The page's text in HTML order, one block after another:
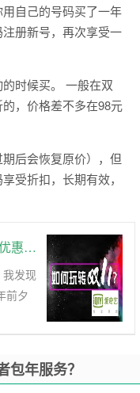
自己的号码买了一年
册新号，再次享受一
时候买。 一般在双
，价格差不多在98元
后会恢复原价），但
受折扣，长期有效，
动
发现
前夕
年服务？